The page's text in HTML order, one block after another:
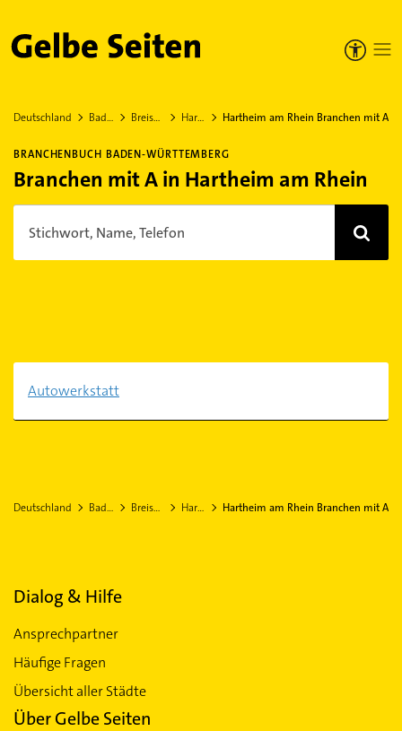
Gelbe Seiten
Deutschland Baden-Württemberg Breisgau-Hochschwarzwald Hartheim am Rhein Hartheim am Rhein Branchen mit A
BRANCHENBUCH BADEN-WÜRTTEMBERG
Branchen mit A in Hartheim am Rhein
Stichwort, Name, Telefon
Autowerkstatt
Deutschland Baden-Württemberg Breisgau-Hochschwarzwald Hartheim am Rhein Hartheim am Rhein Branchen mit A
Dialog & Hilfe
Ansprechpartner
Häufige Fragen
Übersicht aller Städte
Über Gelbe Seiten